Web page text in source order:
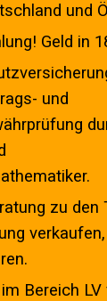
und
Geld in
und
zu den
Bereich